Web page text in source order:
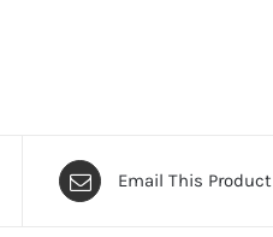
Email This Product